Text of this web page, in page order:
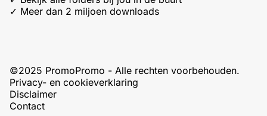
✓ Meer dan 2 miljoen downloads
©2025 PromoPromo - Alle rechten voorbehouden.
Privacy- en cookieverklaring
Disclaimer
Contact